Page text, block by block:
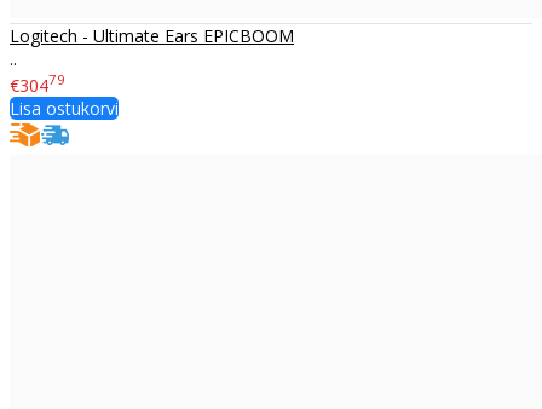
Logitech - Ultimate Ears EPICBOOM
..
€30479
Lisa ostukorvi